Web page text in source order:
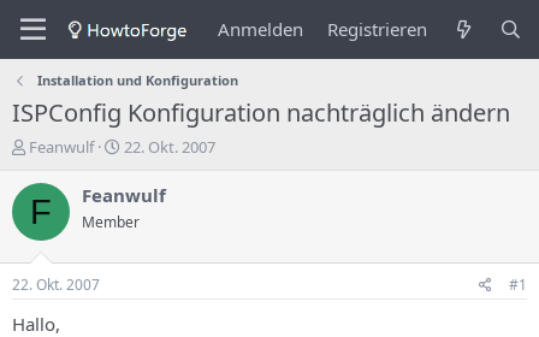
Anmelden Registrieren
Installation und Konfiguration
ISPConfig Konfiguration nachträglich ändern
E
s
e
e
r
Feanwulf
E
s
e
22. Okt. 2007
F Feanwulf
Member
22. Okt. 2007 #1
Hallo,